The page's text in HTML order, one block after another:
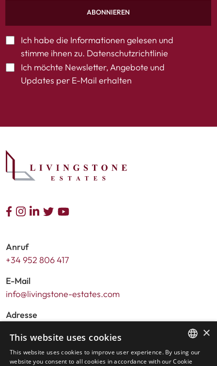
ABONNIEREN
Ich habe die Informationen gelesen und
stimme ihnen zu. Datenschutzrichtlinie
Ich möchte Newsletter, Angebote und
Updates per E-Mail erhalten
Anruf
+34 952 806 417
E-Mail
info@livingstone-estates.com
Adresse
Ctra. de Cadiz KM 164 , 29680
Estepona – Málaga, Spanien
ENGLISH
×
This website uses cookies
This website uses cookies to improve user experience. By using our
website you consent to all cookies in accordance with our Cookie